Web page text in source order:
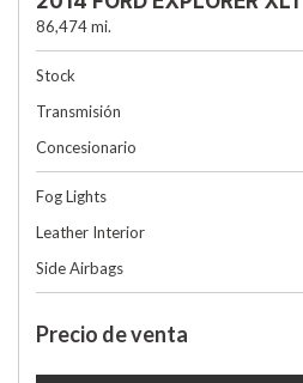
86,474 mi.
Stock
Transmisión
Concesionario
Fog Lights
Leather Interior
Side Airbags
Precio de venta